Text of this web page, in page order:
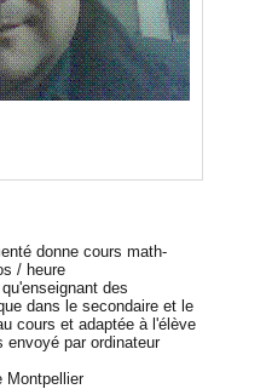
donne cours math-
/ heure
des
dans le secondaire et le
cours et adaptée à l'élève
envoyé par ordinateur
Montpellier